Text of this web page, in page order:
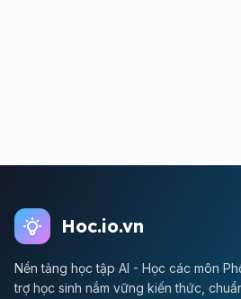
Hoc.io.vn
Nền tảng học tập AI - Học các môn
trợ học sinh nắm vững kiến thức,